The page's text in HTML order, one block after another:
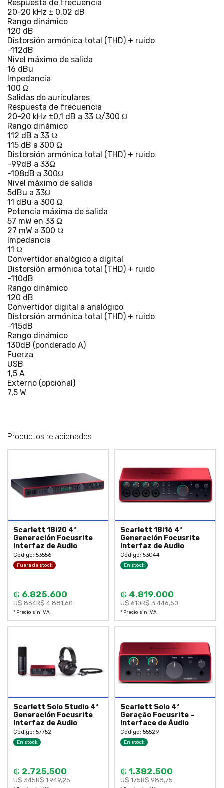
Respuesta de frecuencia
20-20 kHz ± 0,02 dB
Rango dinámico
120 dB
Distorsión armónica total (THD) + ruido
-112dB
Nivel máximo de salida
16 dBu
Impedancia
100 Ω
Salidas de auriculares
Respuesta de frecuencia
20-20 kHz ±0,1 dB a 33 Ω/300 Ω
Rango dinámico
112 dB a 33 Ω
115 dB a 300 Ω
Distorsión armónica total (THD) + ruido
-99dB a 33Ω
-108dB a 300Ω
Nivel máximo de salida
5dBu a 33Ω
11 dBu a 300 Ω
Potencia máxima de salida
57 mW en 33 Ω
27 mW a 300 Ω
Impedancia
11 Ω
Convertidor analógico a digital
Distorsión armónica total (THD) + ruido
-110dB
Rango dinámico
120 dB
Convertidor digital a analógico
Distorsión armónica total (THD) + ruido
-115dB
Rango dinámico
130dB (ponderado A)
Fuerza
USB
1,5 A
Externo (opcional)
7,5 W
Productos relacionados
Scarlett 18i20 4ª
Generación Focusrite
Interfaz de Audio
Código: 53556
Fuera de stock
₲ 6.825.600
U$ 864R$ 4.881,60
* Precio sin IVA
Scarlett 18i16 4ª
Generación Focusrite
Interfaz de Audio
Código: 53044
En stock
₲ 4.819.000
U$ 610R$ 3.446,50
* Precio sin IVA
Scarlett Solo Studio 4ª
Generación Focusrite
Interfaz de Audio
Código: 57752
En stock
₲ 2.725.500
U$ 345R$ 1.949,25
Scarlett Solo 4ª
Geração Focusrite –
Interface de Áudio
Código: 55529
En stock
₲ 1.382.500
U$ 175R$ 988,75